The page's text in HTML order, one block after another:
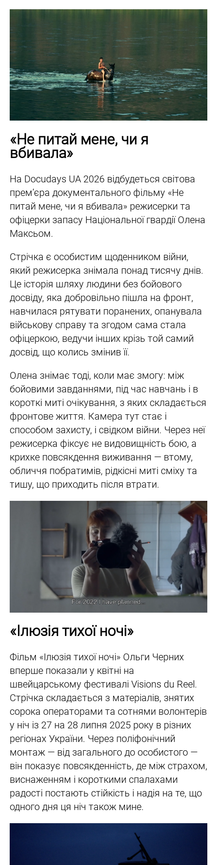
«Не питай мене, чи я
вбивала»
На Docudays UA 2026 відбудеться світова
прем’єра документального фільму «Не
питай мене, чи я вбивала» режисерки та
офіцерки запасу Національної гвардії Олена
Максьом.
Стрічка є особистим щоденником війни,
який режисерка знімала понад тисячу днів.
Це історія шляху людини без бойового
досвіду, яка добровільно пішла на фронт,
навчилася рятувати поранених, опанувала
військову справу та згодом сама стала
офіцеркою, ведучи інших крізь той самий
досвід, що колись змінив її.
Олена знімає тоді, коли має змогу: між
бойовими завданнями, під час навчань і в
короткі миті очікування, з яких складається
фронтове життя. Камера тут стає і
способом захисту, і свідком війни. Через неї
режисерка фіксує не видовищність бою, а
крихке повсякдення виживання — втому,
обличчя побратимів, рідкісні миті сміху та
тишу, що приходить після втрати.
«Ілюзія тихої ночі»
Фільм «Ілюзія тихої ночі» Ольги Черних
вперше показали у квітні на
швейцарському фестивалі Visions du Reel.
Стрічка складається з матеріалів, знятих
сорока операторами та сотнями волонтерів
у ніч із 27 на 28 липня 2025 року в різних
регіонах України. Через поліфонічний
монтаж — від загального до особистого —
він показує повсякденність, де між страхом,
виснаженням і короткими спалахами
радості постають стійкість і надія на те, що
одного дня ця ніч також мине.